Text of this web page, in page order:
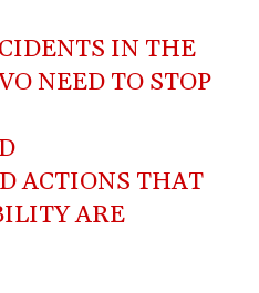
IN THE
NEED TO STOP
ACTIONS THAT
ARE